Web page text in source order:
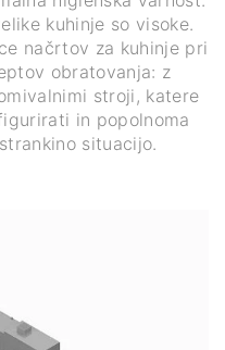
kuhinje so visoke.
načrtov za kuhinje pri
obratovanja: z
stroji, katere
in popolnoma
situacijo.